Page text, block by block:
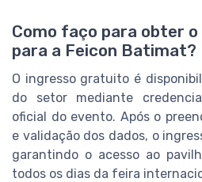
Como faço para obter
para a Feicon Batimat?
O ingresso gratuito é
do setor mediante
oficial do evento. Após o
e validação dos dados, o
garantindo o acesso ao
todos os dias da feira